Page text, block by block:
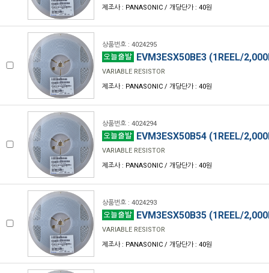
제조사 : PANASONIC / 개당단가 : 40원
상품번호 : 4024295
EVM3ESX50BE3 (1REEL/
VARIABLE RESISTOR
제조사 : PANASONIC / 개당단가 : 40원
상품번호 : 4024294
EVM3ESX50B54 (1REEL/
VARIABLE RESISTOR
제조사 : PANASONIC / 개당단가 : 40원
상품번호 : 4024293
EVM3ESX50B35 (1REEL/
VARIABLE RESISTOR
제조사 : PANASONIC / 개당단가 : 40원